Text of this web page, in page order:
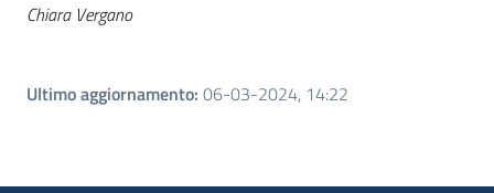
Chiara Vergano
Ultimo aggiornamento: 06-03-2024, 14:22